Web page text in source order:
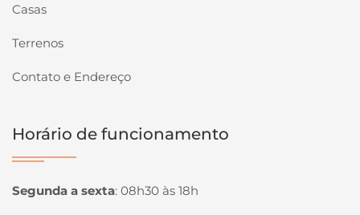
Casas
Terrenos
Contato e Endereço
Horário de funcionamento
Segunda a sexta: 08h30 às 18h